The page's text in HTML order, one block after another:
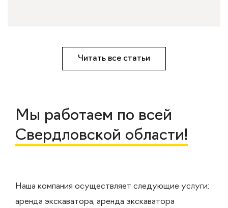
Читать все статьи
Мы работаем по всей
Свердловской области!
Наша компания осуществляет следующие услуги:
аренда экскаватора, аренда экскаватора